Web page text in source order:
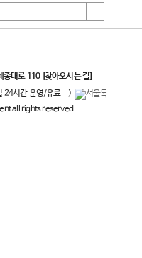
종대로 110 [찾아오시는 길]
24시간 운영/유료
)
all rights reserved